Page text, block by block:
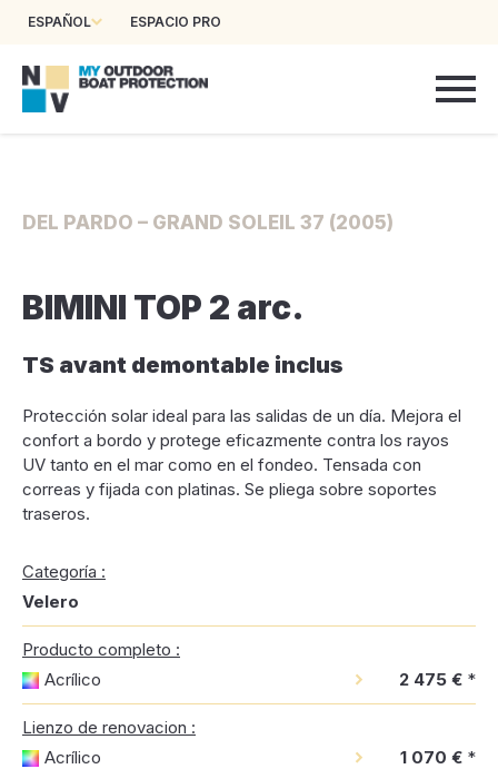
ESPAÑOL ESPACIO PRO
DEL PARDO – GRAND SOLEIL 37 (2005)
BIMINI TOP 2 arc.
TS avant demontable inclus
Protección solar ideal para las salidas de un día. Mejora el
confort a bordo y protege eficazmente contra los rayos
UV tanto en el mar como en el fondeo. Tensada con
correas y fijada con platinas. Se pliega sobre soportes
traseros.
Categoría :
Velero
Producto completo :
Acrílico
2 475 € *
Lienzo de renovacion :
Acrílico
1 070 € *